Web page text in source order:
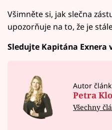
Všimněte si, jak slečna
upozorňuje na to, že je
Sledujte Kapitána Exnera
Autor
Petra
Všechny